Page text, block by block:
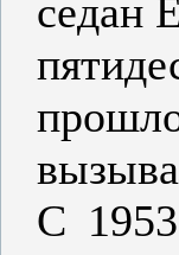
седан
С